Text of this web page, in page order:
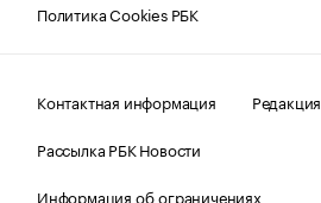
Политика Cookies РБК
Контактная информация
Редакция
Рассылка РБК Новости
Информация об ограничениях